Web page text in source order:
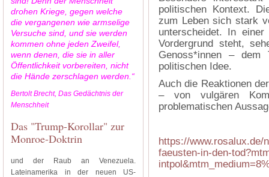
drohen Kriege, gegen welche
die vergangenen wie armselige
Versuche sind, und sie werden
kommen ohne jeden Zweifel,
wenn denen, die sie in aller
Öffentlichkeit vorbereiten, nicht
die Hände zerschlagen werden.“
Bertolt Brecht, Das Gedächtnis der
Menschheit
Das "Trump-Korollar" zur
Monroe-Doktrin
und der Raub an Venezuela.
Lateinamerika in der neuen US-
politischen Kontext.
zum Leben sich stark
unterscheidet. In
Vordergrund steht,
Genoss*innen – dem
politischen Idee.
Auch die Reaktionen
– von vulgären
problematischen
https://www.rosalux.de/
faeusten-in-den-